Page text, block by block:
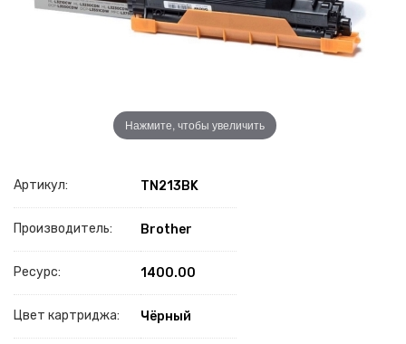
Нажмите, чтобы увеличить
Артикул: TN213BK
Производитель: Brother
Ресурс: 1400.00
Цвет картриджа: Чёрный